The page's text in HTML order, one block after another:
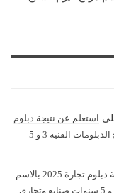
استعلم عن نتيجة دبلوم
تجارة 2025 بالاسم و رقم الجلوس من موقع نتائج الدبلومات الفنية 3 و 5
استعلم عن نتيجة دبلوم تجارة 2025 بالاسم
و رقم الجلوس من موقع نتائج الدبلومات الفنية 3 و 5 سنوات صنايع وتجاري